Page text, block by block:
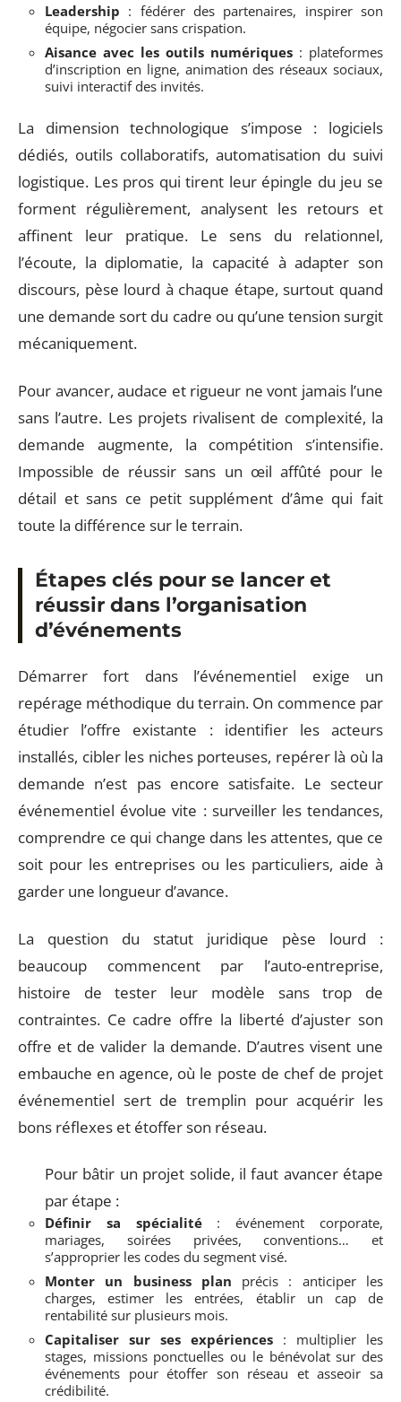
Leadership : fédérer des partenaires, inspirer son
équipe, négocier sans crispation.
Aisance avec les outils numériques : plateformes
d’inscription en ligne, animation des réseaux sociaux,
suivi interactif des invités.
La dimension technologique s’impose : logiciels
dédiés, outils collaboratifs, automatisation du suivi
logistique. Les pros qui tirent leur épingle du jeu se
forment régulièrement, analysent les retours et
affinent leur pratique. Le sens du relationnel,
l’écoute, la diplomatie, la capacité à adapter son
discours, pèse lourd à chaque étape, surtout quand
une demande sort du cadre ou qu’une tension surgit
mécaniquement.
Pour avancer, audace et rigueur ne vont jamais l’une
sans l’autre. Les projets rivalisent de complexité, la
demande augmente, la compétition s’intensifie.
Impossible de réussir sans un œil affûté pour le
détail et sans ce petit supplément d’âme qui fait
toute la différence sur le terrain.
Étapes clés pour se lancer et
réussir dans l’organisation
d’événements
Démarrer fort dans l’événementiel exige un
repérage méthodique du terrain. On commence par
étudier l’offre existante : identifier les acteurs
installés, cibler les niches porteuses, repérer là où la
demande n’est pas encore satisfaite. Le secteur
événementiel évolue vite : surveiller les tendances,
comprendre ce qui change dans les attentes, que ce
soit pour les entreprises ou les particuliers, aide à
garder une longueur d’avance.
La question du statut juridique pèse lourd :
beaucoup commencent par l’auto-entreprise,
histoire de tester leur modèle sans trop de
contraintes. Ce cadre offre la liberté d’ajuster son
offre et de valider la demande. D’autres visent une
embauche en agence, où le poste de chef de projet
événementiel sert de tremplin pour acquérir les
bons réflexes et étoffer son réseau.
Pour bâtir un projet solide, il faut avancer étape
par étape :
Définir sa spécialité: événement corporate,
mariages, soirées privées, conventions… et
s’approprier les codes du segment visé.
Monter un business plan précis : anticiper les
charges, estimer les entrées, établir un cap de
rentabilité sur plusieurs mois.
Capitaliser sur ses expériences : multiplier les
stages, missions ponctuelles ou le bénévolat sur des
événements pour étoffer son réseau et asseoir sa
crédibilité.